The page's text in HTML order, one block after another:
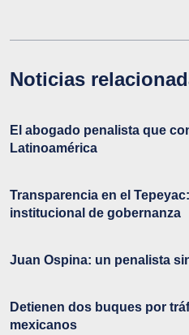
Noticias
El abogado penalista que
Latinoamérica
Transparencia en el
institucional de gobernanza
Juan Ospina: un penalista
Detienen dos buques por
mexicanos